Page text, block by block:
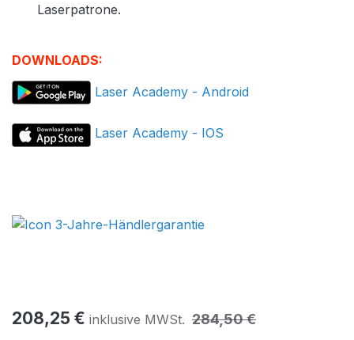
Laserpatrone.
DOWNLOADS:
Laser Academy - Android
Laser Academy - IOS
208,25 € inklusive MWSt. 284,50€